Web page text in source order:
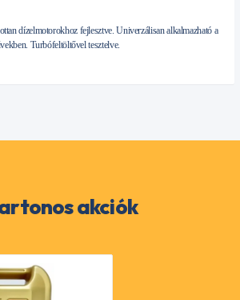
dízelmotorokhoz fejlesztve. Univerzálisan alkalmazható a
Turbófeltöltővel tesztelve.
akciók